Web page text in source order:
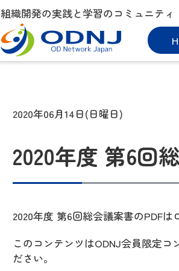
組織開発の実践と学習のコミュニティ
2020年06月14日(日曜日)
2020年度 第6回
2020年度 第6回総会議案書のPDF
このコンテンツはODNJ会員限定
ださい。